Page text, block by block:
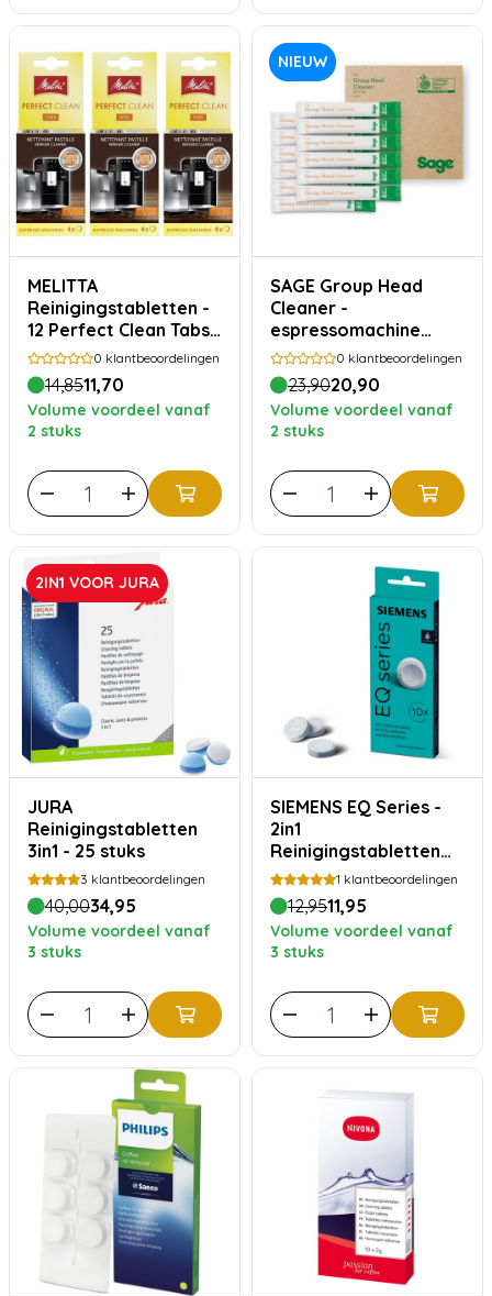
MELITTA
Reinigingstabletten -
12 Perfect Clean Tabs -
voor 1 jaar reinigen
0 klantbeoordelingen
14,8511,70
Volume voordeel vanaf
2 stuks
NIEUW
SAGE Group Head
Cleaner -
espressomachine
reiniger - 12 x 5g
(SCC202)
0 klantbeoordelingen
23,9020,90
Volume voordeel vanaf
2 stuks
2IN1 VOOR JURA
JURA
Reinigingstabletten
3in1 - 25 stuks
3 klantbeoordelingen
40,0034,95
Volume voordeel vanaf
3 stuks
SIEMENS EQ Series -
2in1
Reinigingstabletten
TZ80001A
1 klantbeoordelingen
12,9511,95
Volume voordeel vanaf
3 stuks